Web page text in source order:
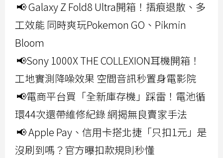
📢 Galaxy Z Fold8 Ultra開箱！摺痕退散、多
工效能 同時爽玩Pokemon GO、Pikmin
Bloom
📢Sony 1000X THE COLLEXION耳機開箱！
工地實測降噪效果 空間音訊秒置身電影院
📢電商平台買「全新庫存機」踩雷！電池循
環44次還帶維修紀錄 網揭無良賣家手法
📢 Apple Pay、信用卡搭北捷「只扣1元」是
沒刷到嗎？官方曝扣款規則秒懂